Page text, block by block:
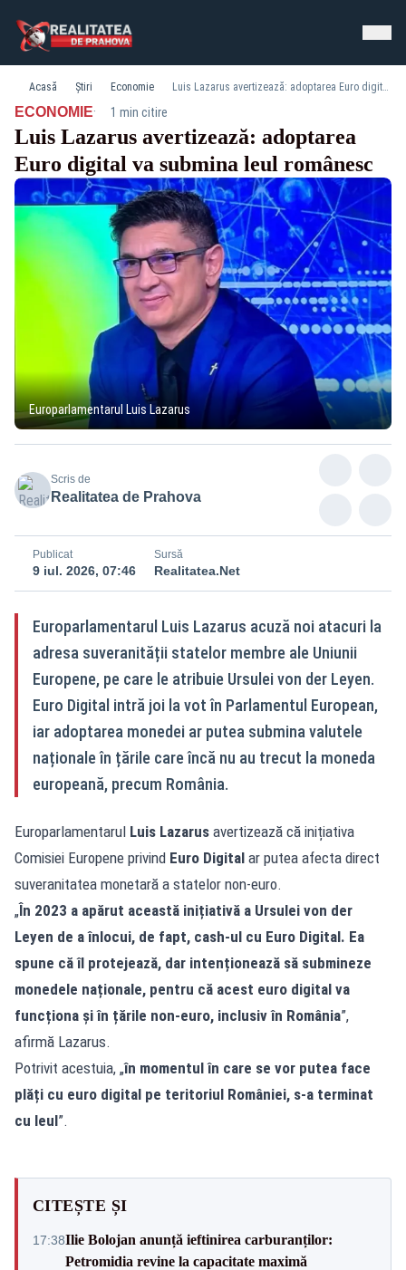
Acasă Știri Economie Luis Lazarus avertizează: adoptarea Euro digital va submina leul românesc
ECONOMIE· 1 min citire
Luis Lazarus avertizează: adoptarea
Euro digital va submina leul românesc
Europarlamentarul Luis Lazarus
Scris de
Realitatea de Prahova
Publicat
9 iul. 2026, 07:46
Sursă
Realitatea.Net
Europarlamentarul Luis Lazarus acuză noi atacuri la
adresa suveranității statelor membre ale Uniunii
Europene, pe care le atribuie Ursulei von der Leyen.
Euro Digital intră joi la vot în Parlamentul European,
iar adoptarea monedei ar putea submina valutele
naționale în țările care încă nu au trecut la moneda
europeană, precum România.
Europarlamentarul Luis Lazarus avertizează că inițiativa
Comisiei Europene privind Euro Digital ar putea afecta direct
suveranitatea monetară a statelor non-euro.
„În 2023 a apărut această inițiativă a Ursulei von der
Leyen de a înlocui, de fapt, cash-ul cu Euro Digital. Ea
spune că îl protejează, dar intenționează să submineze
monedele naționale, pentru că acest euro digital va
funcționa și în țările non-euro, inclusiv în România”,
afirmă Lazarus.
Potrivit acestuia, „în momentul în care se vor putea face
plăți cu euro digital pe teritoriul României, s-a terminat
cu leul”.
CITEȘTE ȘI
17:38Ilie Bolojan anunță ieftinirea carburanților:
Petromidia revine la capacitate maximă